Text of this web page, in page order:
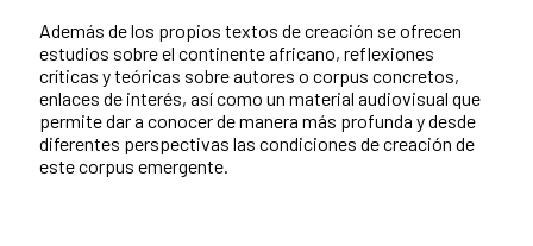
Además de los propios textos de creación se ofrecen
estudios sobre el continente africano, reflexiones
críticas y teóricas sobre autores o corpus concretos,
enlaces de interés, así como un material audiovisual que
permite dar a conocer de manera más profunda y desde
diferentes perspectivas las condiciones de creación de
este corpus emergente.